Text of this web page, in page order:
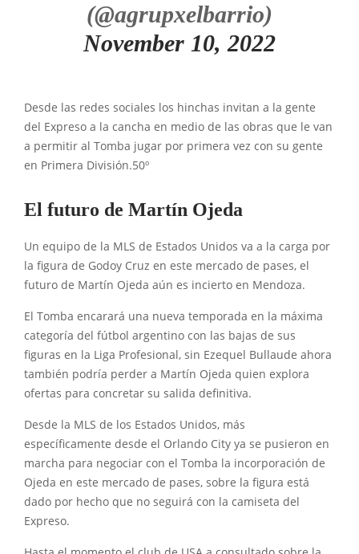
(@agrupxelbarrio)
November 10, 2022
Desde las redes sociales los hinchas invitan a la gente
del Expreso a la cancha en medio de las obras que le van
a permitir al Tomba jugar por primera vez con su gente
en Primera División.50º
El futuro de Martín Ojeda
Un equipo de la MLS de Estados Unidos va a la carga por
la figura de Godoy Cruz en este mercado de pases, el
futuro de Martín Ojeda aún es incierto en Mendoza.
El Tomba encarará una nueva temporada en la máxima
categoría del fútbol argentino con las bajas de sus
figuras en la Liga Profesional, sin Ezequel Bullaude ahora
también podría perder a Martín Ojeda quien explora
ofertas para concretar su salida definitiva.
Desde la MLS de los Estados Unidos, más
específicamente desde el Orlando City ya se pusieron en
marcha para negociar con el Tomba la incorporación de
Ojeda en este mercado de pases, sobre la figura está
dado por hecho que no seguirá con la camiseta del
Expreso.